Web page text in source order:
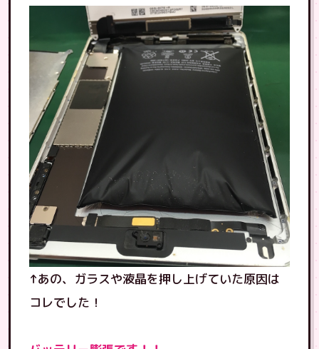
↑あの、ガラスや液晶を押し上げていた原因は
コレでした！